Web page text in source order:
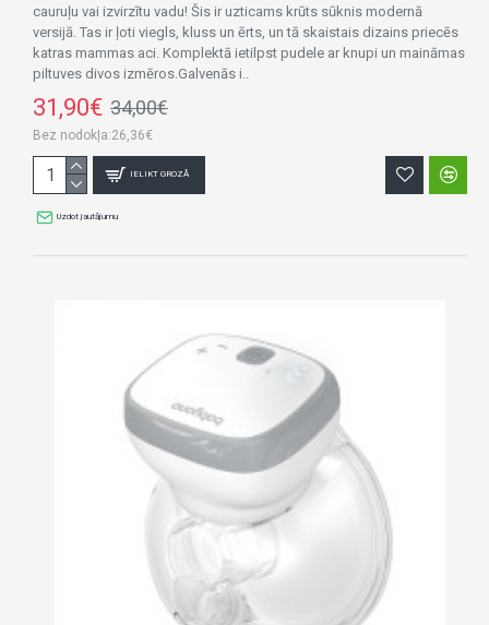
cauruļu vai izvirzītu vadu! Šis ir uzticams krūts sūknis modernā
versijā. Tas ir ļoti viegls, kluss un ērts, un tā skaistais dizains priecēs
katras mammas aci. Komplektā ietilpst pudele ar knupi un maināmas
piltuves divos izmēros.Galvenās i..
31,90€ 34,00€
Bez nodokļa:26,36€
IELIKT GROZĀ
Uzdot jautājumu